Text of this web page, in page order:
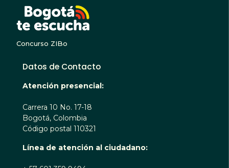
Concurso ZIBo
Datos de Contacto
Atención presencial:
Carrera 10 No. 17-18
Bogotá, Colombia
Código postal 110321
Línea de atención al ciudadano: